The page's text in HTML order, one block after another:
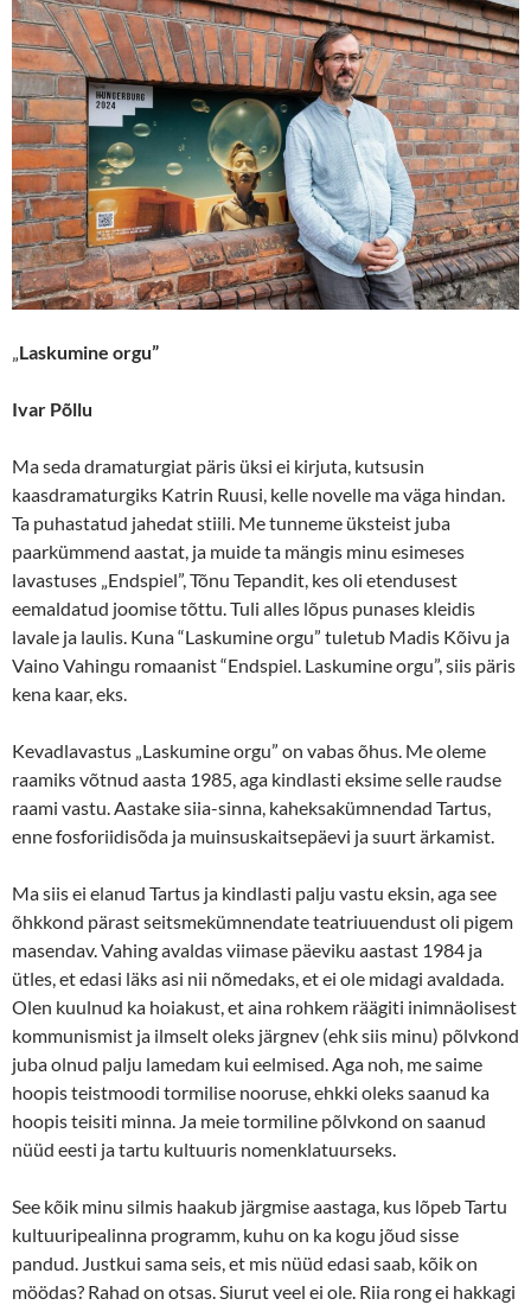
„Laskumine orgu”
Ivar Põllu
Ma seda dramaturgiat päris üksi ei kirjuta, kutsusin
kaasdramaturgiks Katrin Ruusi, kelle novelle ma väga hindan.
Ta puhastatud jahedat stiili. Me tunneme üksteist juba
paarkümmend aastat, ja muide ta mängis minu esimeses
lavastuses „Endspiel”, Tõnu Tepandit, kes oli etendusest
eemaldatud joomise tõttu. Tuli alles lõpus punases kleidis
lavale ja laulis. Kuna “Laskumine orgu” tuletub Madis Kõivu ja
Vaino Vahingu romaanist “Endspiel. Laskumine orgu”, siis päris
kena kaar, eks.
Kevadlavastus „Laskumine orgu” on vabas õhus. Me oleme
raamiks võtnud aasta 1985, aga kindlasti eksime selle raudse
raami vastu. Aastake siia-sinna, kaheksakümnendad Tartus,
enne fosforiidisõda ja muinsuskaitsepäevi ja suurt ärkamist.
Ma siis ei elanud Tartus ja kindlasti palju vastu eksin, aga see
õhkkond pärast seitsmekümnendate teatriuuendust oli pigem
masendav. Vahing avaldas viimase päeviku aastast 1984 ja
ütles, et edasi läks asi nii nõmedaks, et ei ole midagi avaldada.
Olen kuulnud ka hoiakust, et aina rohkem räägiti inimnäolisest
kommunismist ja ilmselt oleks järgnev (ehk siis minu) põlvkond
juba olnud palju lamedam kui eelmised. Aga noh, me saime
hoopis teistmoodi tormilise nooruse, ehkki oleks saanud ka
hoopis teisiti minna. Ja meie tormiline põlvkond on saanud
nüüd eesti ja tartu kultuuris nomenklatuurseks.
See kõik minu silmis haakub järgmise aastaga, kus lõpeb Tartu
kultuuripealinna programm, kuhu on ka kogu jõud sisse
pandud. Justkui sama seis, et mis nüüd edasi saab, kõik on
möödas? Rahad on otsas. Siurut veel ei ole. Riia rong ei hakkagi